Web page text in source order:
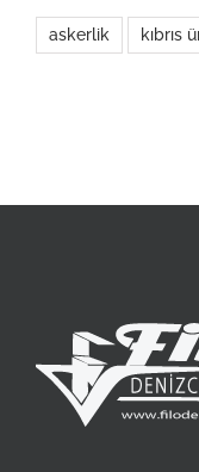
askerlik kıbrıs